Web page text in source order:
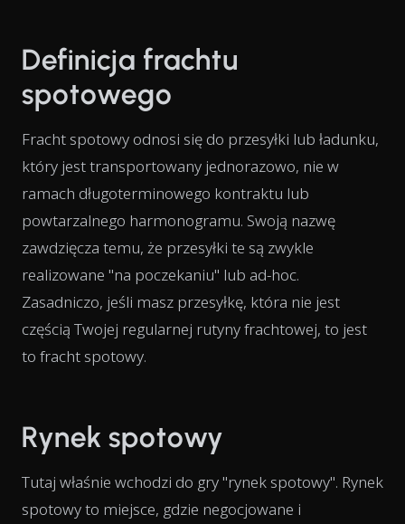
Definicja frachtu
spotowego
Fracht spotowy odnosi się do przesyłki lub ładunku,
który jest transportowany jednorazowo, nie w
ramach długoterminowego kontraktu lub
powtarzalnego harmonogramu. Swoją nazwę
zawdzięcza temu, że przesyłki te są zwykle
realizowane "na poczekaniu" lub ad-hoc.
Zasadniczo, jeśli masz przesyłkę, która nie jest
częścią Twojej regularnej rutyny frachtowej, to jest
to fracht spotowy.
Rynek spotowy
Tutaj właśnie wchodzi do gry "rynek spotowy". Rynek
spotowy to miejsce, gdzie negocjowane i